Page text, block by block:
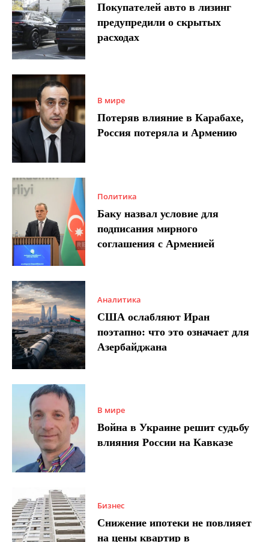
Покупателей авто в лизинг
предупредили о скрытых
расходах
В мире
Потеряв влияние в Карабахе,
Россия потеряла и Армению
Политика
Баку назвал условие для
подписания мирного
соглашения с Арменией
Аналитика
США ослабляют Иран
поэтапно: что это означает для
Азербайджана
В мире
Война в Украине решит судьбу
влияния России на Кавказе
Бизнес
Снижение ипотеки не повлияет
на цены квартир в